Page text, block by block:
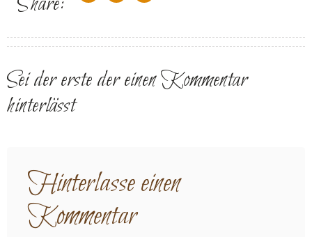
Sei der erste der einen Kommentar
hinterlässt
Hinterlasse einen
Kommentar